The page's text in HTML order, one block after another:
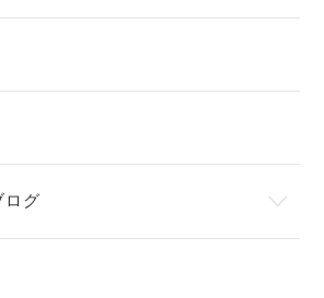
ログ